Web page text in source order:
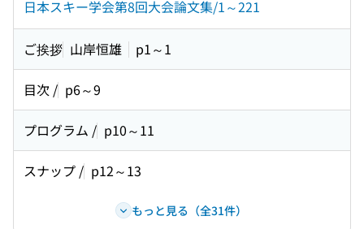
日本スキー学会第8回大会論文集/1～221
ご挨拶 山岸恒雄 p1～1
目次 / p6～9
プログラム / p10～11
スナップ / p12～13
もっと見る（全31件）